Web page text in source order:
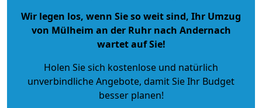
Wir legen los, wenn Sie so weit sind, Ihr Umzug
von Mülheim an der Ruhr nach Andernach
wartet auf Sie!
Holen Sie sich kostenlose und natürlich
unverbindliche Angebote, damit Sie Ihr Budget
besser planen!